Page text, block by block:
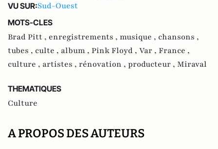
VU SUR:Sud-Ouest
MOTS-CLES
Brad Pitt , enregistrements , musique , chansons ,
tubes , culte , album , Pink Floyd , Var , France ,
culture , artistes , rénovation , producteur , Miraval
THEMATIQUES
Culture
A PROPOS DES AUTEURS